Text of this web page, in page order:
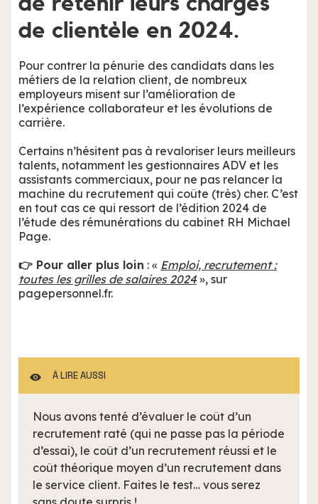
de clientèle en 2024.
Pour contrer la pénurie des candidats dans les
métiers de la relation client, de nombreux
employeurs misent sur l’amélioration de
l’expérience collaborateur et les évolutions de
carrière.
Certains n’hésitent pas à revaloriser leurs meilleurs
talents, notamment les gestionnaires ADV et les
assistants commerciaux, pour ne pas relancer la
machine du recrutement qui coûte (très) cher. C’est
en tout cas ce qui ressort de l’édition 2024 de
l’étude des rémunérations du cabinet RH Michael
Page.
👉 Pour aller plus loin : « Emploi, recrutement :
toutes les grilles de salaires 2024 », sur
pagepersonnel.fr.
À LIRE AUSSI
Nous avons tenté d’évaluer le coût d’un
recrutement raté (qui ne passe pas la période
d’essai), le coût d’un recrutement réussi et le
coût théorique moyen d’un recrutement dans
le service client. Faites le test… vous serez